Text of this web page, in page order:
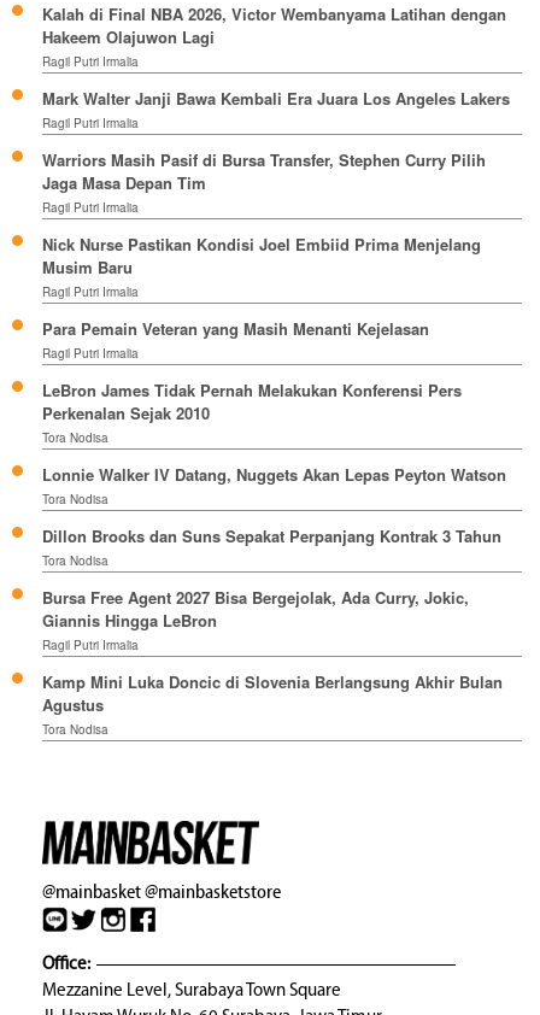
Kalah di Final NBA 2026, Victor Wembanyama Latihan dengan
Hakeem Olajuwon Lagi
Ragil Putri Irmalia
Mark Walter Janji Bawa Kembali Era Juara Los Angeles Lakers
Ragil Putri Irmalia
Warriors Masih Pasif di Bursa Transfer, Stephen Curry Pilih
Jaga Masa Depan Tim
Ragil Putri Irmalia
Nick Nurse Pastikan Kondisi Joel Embiid Prima Menjelang
Musim Baru
Ragil Putri Irmalia
Para Pemain Veteran yang Masih Menanti Kejelasan
Ragil Putri Irmalia
LeBron James Tidak Pernah Melakukan Konferensi Pers
Perkenalan Sejak 2010
Tora Nodisa
Lonnie Walker IV Datang, Nuggets Akan Lepas Peyton Watson
Tora Nodisa
Dillon Brooks dan Suns Sepakat Perpanjang Kontrak 3 Tahun
Tora Nodisa
Bursa Free Agent 2027 Bisa Bergejolak, Ada Curry, Jokic,
Giannis Hingga LeBron
Ragil Putri Irmalia
Kamp Mini Luka Doncic di Slovenia Berlangsung Akhir Bulan
Agustus
Tora Nodisa
@mainbasket@mainbasketstore
Office:
Mezzanine Level, Surabaya Town Square